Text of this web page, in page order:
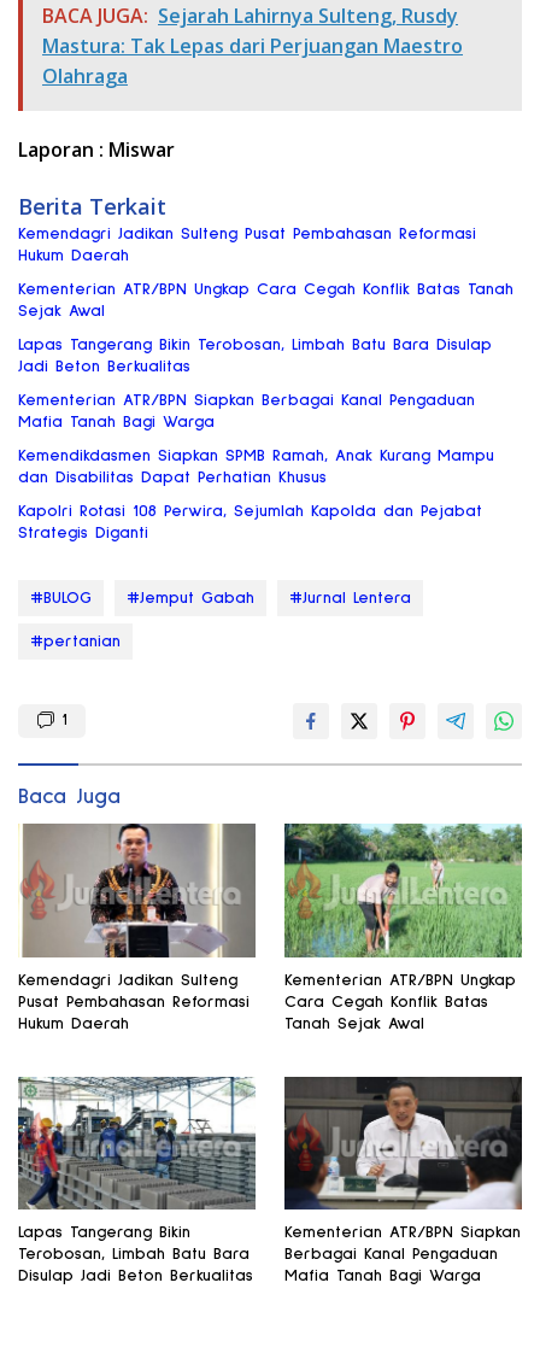
BACA JUGA: Sejarah Lahirnya Sulteng, Rusdy
Mastura: Tak Lepas dari Perjuangan Maestro
Olahraga
Laporan : Miswar
Berita Terkait
Kemendagri Jadikan Sulteng Pusat Pembahasan Reformasi
Hukum Daerah
Kementerian ATR/BPN Ungkap Cara Cegah Konflik Batas Tanah
Sejak Awal
Lapas Tangerang Bikin Terobosan, Limbah Batu Bara Disulap
Jadi Beton Berkualitas
Kementerian ATR/BPN Siapkan Berbagai Kanal Pengaduan
Mafia Tanah Bagi Warga
Kemendikdasmen Siapkan SPMB Ramah, Anak Kurang Mampu
dan Disabilitas Dapat Perhatian Khusus
Kapolri Rotasi 108 Perwira, Sejumlah Kapolda dan Pejabat
Strategis Diganti
#BULOG #Jemput Gabah #Jurnal Lentera
#pertanian
1
Baca Juga
Kemendagri Jadikan Sulteng
Pusat Pembahasan Reformasi
Hukum Daerah
Kementerian ATR/BPN Ungkap
Cara Cegah Konflik Batas
Tanah Sejak Awal
Lapas Tangerang Bikin
Terobosan, Limbah Batu Bara
Disulap Jadi Beton Berkualitas
Kementerian ATR/BPN Siapkan
Berbagai Kanal Pengaduan
Mafia Tanah Bagi Warga